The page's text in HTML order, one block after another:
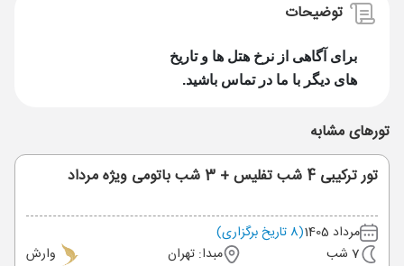
توضیحات
برای آگاهی از نرخ هتل ها و تاریخ
های دیگر با ما در تماس باشید.
تورهای مشابه
تور ترکیبی 4 شب تفلیس + 3 شب باتومی ویژه مرداد
مرداد 1405
(8 تاریخ برگزاری)
7 شب
مبدا: تهران
وارش